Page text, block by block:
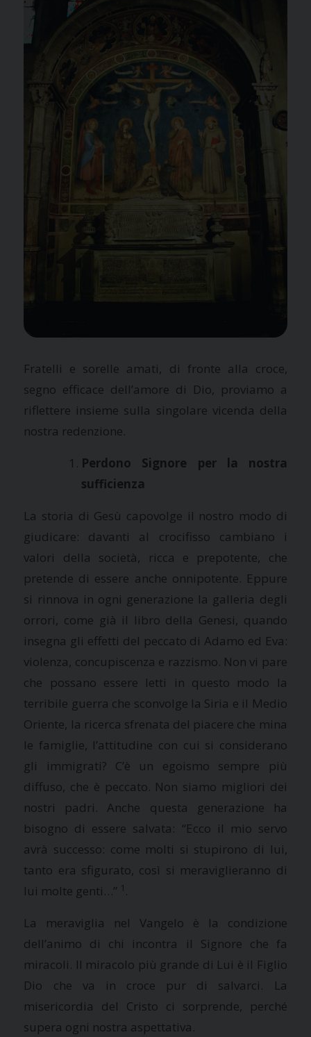
Fratelli e sorelle amati, di fronte alla croce,
segno efficace dell’amore di Dio, proviamo a
riflettere insieme sulla singolare vicenda della
nostra redenzione.
Perdono Signore per la nostra
sufficienza
La storia di Gesù capovolge il nostro modo di
giudicare: davanti al crocifisso cambiano i
valori della società, ricca e prepotente, che
pretende di essere anche onnipotente. Eppure
si rinnova in ogni generazione la galleria degli
orrori, come già il libro della Genesi, quando
insegna gli effetti del peccato di Adamo ed Eva:
violenza, concupiscenza e razzismo. Non vi pare
che possano essere letti in questo modo la
terribile guerra che sconvolge la Siria e il Medio
Oriente, la ricerca sfrenata del piacere che mina
le famiglie, l’attitudine con cui si considerano
gli immigrati? C’è un egoismo sempre più
diffuso, che è peccato. Non siamo migliori dei
nostri padri. Anche questa generazione ha
bisogno di essere salvata: “Ecco il mio servo
avrà successo: come molti si stupirono di lui,
tanto era sfigurato, così si meraviglieranno di
lui molte genti…” 1 .
La meraviglia nel Vangelo è la condizione
dell’animo di chi incontra il Signore che fa
miracoli. Il miracolo più grande di Lui è il Figlio
Dio che va in croce pur di salvarci. La
misericordia del Cristo ci sorprende, perché
supera ogni nostra aspettativa.